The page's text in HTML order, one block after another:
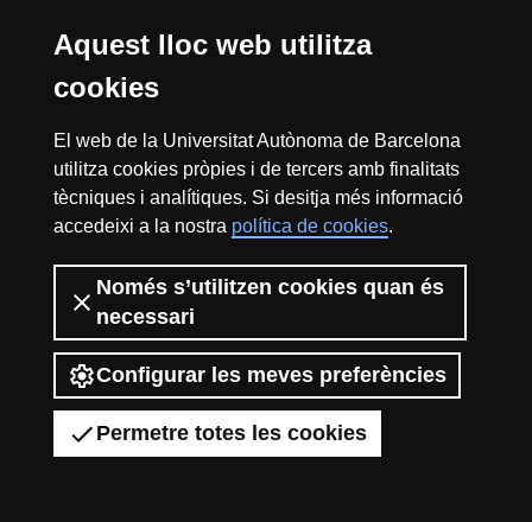
Aquest lloc web utilitza
cookies
El web de la Universitat Autònoma de Barcelona
utilitza cookies pròpies i de tercers amb finalitats
tècniques i analítiques. Si desitja més informació
accedeixi a la nostra política de cookies.
Només s’utilitzen cookies quan és
necessari
Configurar les meves preferències
Permetre totes les cookies
in
-
Inici Avís Legal Protecció de Dades
Política de Privacitat
Fundació Salut i Envelliment | Universitat Autònoma
de Barcelona
La Fundació Salut i Envelliment UAB és una entitat sense ànim de lucre
que porta a terme activitats de recerca, innovació i transferència i gestió
del coneixement en els àmbits de les ciències de la salut, de
2026 Universitat Autònoma de Barcelona